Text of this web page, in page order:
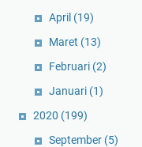
April (19)
Maret (13)
Februari (2)
Januari (1)
2020 (199)
September (5)